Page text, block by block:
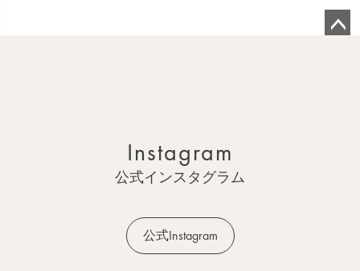
Instagram
公式インスタグラム
公式Instagram